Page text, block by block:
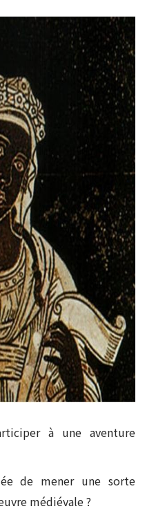
à une aventure
de mener une sorte
médiévale ?